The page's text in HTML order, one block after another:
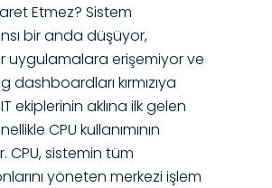
Etmez? Sistem
bir anda düşüyor,
uygulamalara erişemiyor ve
dashboardları kırmızıya
ekiplerinin aklına ilk gelen
CPU kullanımının
CPU, sistemin tüm
yöneten merkezi işlem